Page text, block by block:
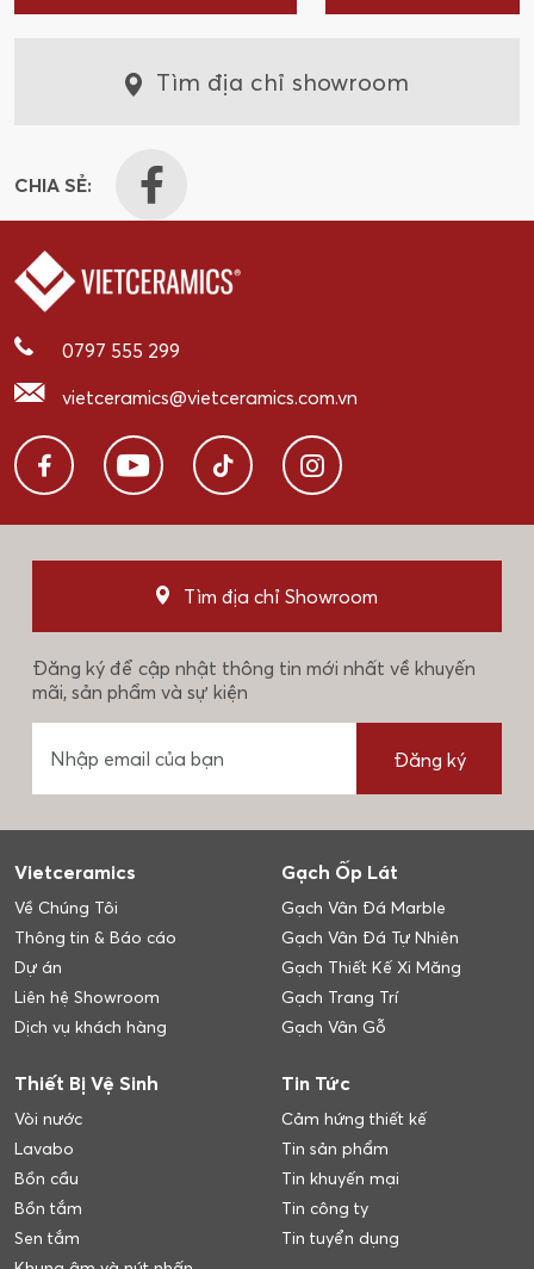
Tìm địa chỉ showroom
CHIA SẺ:
0797 555 299
vietceramics@vietceramics.com.vn
Tìm địa chỉ Showroom
Đăng ký để cập nhật thông tin mới nhất về khuyến
mãi, sản phẩm và sự kiện
Đăng ký
Vietceramics
Về Chúng Tôi
Thông tin & Báo cáo
Dự án
Liên hệ Showroom
Dịch vụ khách hàng
Gạch Ốp Lát
Gạch Vân Đá Marble
Gạch Vân Đá Tự Nhiên
Gạch Thiết Kế Xi Măng
Gạch Trang Trí
Gạch Vân Gỗ
Thiết Bị Vệ Sinh
Vòi nước
Lavabo
Bồn cầu
Bồn tắm
Sen tắm
Tin Tức
Cảm hứng thiết kế
Tin sản phẩm
Tin khuyến mại
Tin công ty
Tin tuyển dụng